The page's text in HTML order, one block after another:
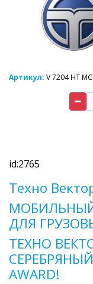
Артикул: V 7204 HT MC
id:2765
Техно
ДЛЯ
ТЕХНО
СЕРЕБРЯНЫЙ
AWARD!